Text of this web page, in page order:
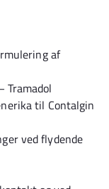
af
Tramadol
til Contalgin
ved flydende